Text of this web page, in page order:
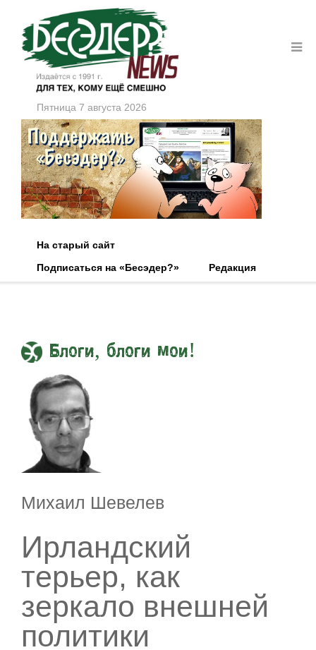
Пятница 7 августа 2026
На старый сайт
Подписаться на «Бесэдер?»
Редакция
Блоги, блоги мои!
Михаил Шевелев
Ирландский
терьер, как
зеркало внешней
политики